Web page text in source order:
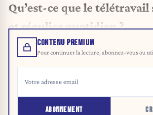
Qu’est-ce que le
et régulier quotidien ?
CONTENU PREMIUM
Pour continuer la lecture, abonnez-vous ou
ABONNEMENT